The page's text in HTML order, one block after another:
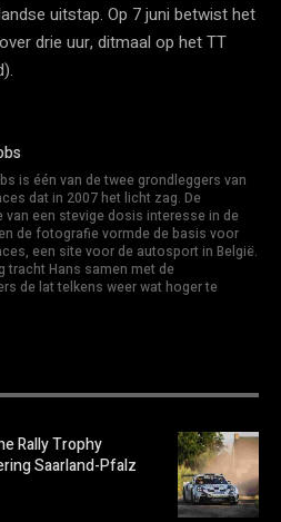
uitstap. Op 7 juni betwist het
drie uur, ditmaal op het TT
is één van de twee grondleggers van
dat in 2007 het licht zag. De
van een stevige dosis interesse in de
de fotografie vormde de basis voor
een site voor de autosport in België.
tracht Hans samen met de
de lat telkens weer wat hoger te
Rally Trophy
Saarland-Pfalz